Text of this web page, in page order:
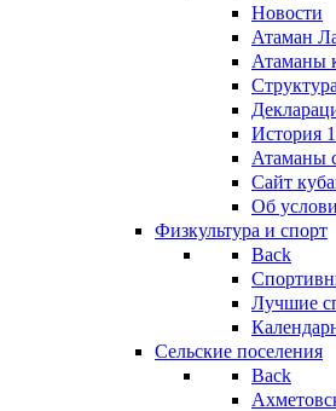
Новости
Атаман
Атаманы
История
Атаманы
Cайт
Об
Физкультура и спорт
Back
Лучшие
Сельские поселения
Back